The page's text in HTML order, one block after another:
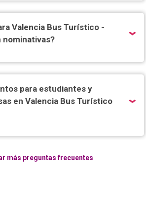
Valencia Bus Turístico -
nominativas?
para estudiantes y
en Valencia Bus Turístico
más preguntas frecuentes